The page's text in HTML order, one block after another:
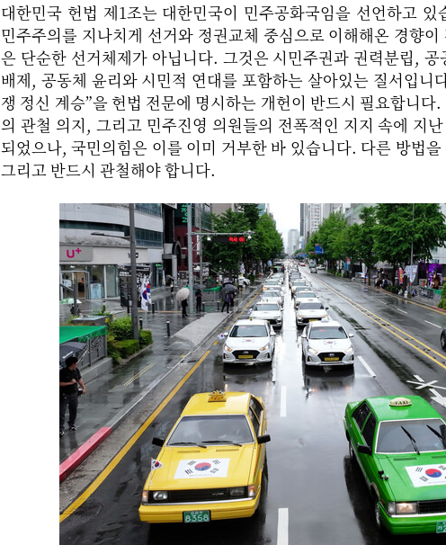
대한민국 헌법 제1조는 대한민국이 민주공화국임을 선언하고
민주주의를 지나치게 선거와 정권교체 중심으로 이해해온 경향
은 단순한 선거체제가 아닙니다. 그것은 시민주권과 권력분립,
배제, 공동체 윤리와 시민적 연대를 포함하는 살아있는 질서입니
쟁 정신 계승”을 헌법 전문에 명시하는 개헌이 반드시 필요합니
의 관철 의지, 그리고 민주진영 의원들의 전폭적인 지지 속에 지
되었으나, 국민의힘은 이를 이미 거부한 바 있습니다. 다른 방법
그리고 반드시 관철해야 합니다.